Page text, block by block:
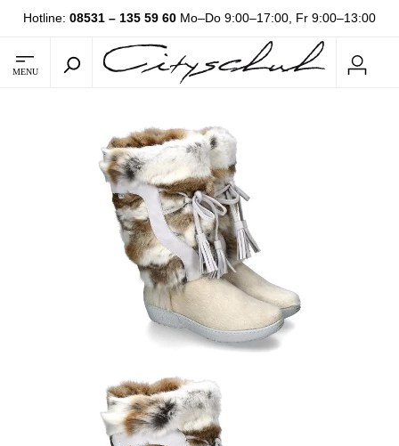
Hotline: 08531 – 135 59 60 Mo–Do 9:00–17:00, Fr 9:00–13:00
MENU